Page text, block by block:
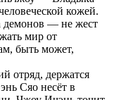
кожей.
демонов — не жест
мир от
быть может,
отряд, держатся
Сяо несёт в